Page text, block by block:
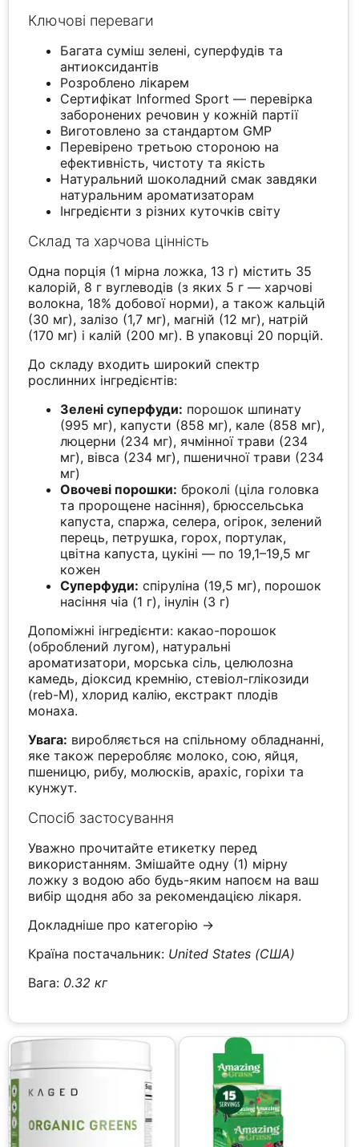
Ключові переваги
Багата суміш зелені, суперфудів та
антиоксидантів
Розроблено лікарем
Сертифікат Informed Sport — перевірка
заборонених речовин у кожній партії
Виготовлено за стандартом GMP
Перевірено третьою стороною на
ефективність, чистоту та якість
Натуральний шоколадний смак завдяки
натуральним ароматизаторам
Інгредієнти з різних куточків світу
Склад та харчова цінність
Одна порція (1 мірна ложка, 13 г) містить 35
калорій, 8 г вуглеводів (з яких 5 г — харчові
волокна, 18% добової норми), а також кальцій
(30 мг), залізо (1,7 мг), магній (12 мг), натрій
(170 мг) і калій (200 мг). В упаковці 20 порцій.
До складу входить широкий спектр
рослинних інгредієнтів:
Зелені суперфуди: порошок шпинату
(995 мг), капусти (858 мг), кале (858 мг),
люцерни (234 мг), ячмінної трави (234
мг), вівса (234 мг), пшеничної трави (234
мг)
Овочеві порошки: броколі (ціла головка
та пророщене насіння), брюссельська
капуста, спаржа, селера, огірок, зелений
перець, петрушка, горох, портулак,
цвітна капуста, цукіні — по 19,1–19,5 мг
кожен
Суперфуди: спіруліна (19,5 мг), порошок
насіння чіа (1 г), інулін (3 г)
Допоміжні інгредієнти: какао-порошок
(оброблений лугом), натуральні
ароматизатори, морська сіль, целюлозна
камедь, діоксид кремнію, стевіол-глікозиди
(reb-M), хлорид калію, екстракт плодів
монаха.
Увага: виробляється на спільному обладнанні,
яке також переробляє молоко, сою, яйця,
пшеницю, рибу, молюсків, арахіс, горіхи та
кунжут.
Спосіб застосування
Уважно прочитайте етикетку перед
використанням. Змішайте одну (1) мірну
ложку з водою або будь-яким напоєм на ваш
вибір щодня або за рекомендацією лікаря.
Докладніше про категорію →
Країна постачальник: United States (США)
Вага: 0.32 кг